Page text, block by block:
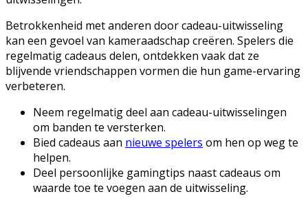
Betrokkenheid met anderen door cadeau-uitwisseling
kan een gevoel van kameraadschap creëren. Spelers die
regelmatig cadeaus delen, ontdekken vaak dat ze
blijvende vriendschappen vormen die hun game-ervaring
verbeteren.
Neem regelmatig deel aan cadeau-uitwisselingen
om banden te versterken.
Bied cadeaus aan nieuwe spelers om hen op weg te
helpen.
Deel persoonlijke gamingtips naast cadeaus om
waarde toe te voegen aan de uitwisseling.